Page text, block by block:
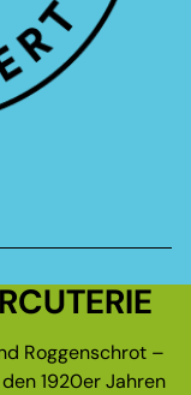
Roggenschrot –
1920er Jahren